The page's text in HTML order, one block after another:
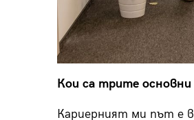
Кои са трите
Кариерният ми път е